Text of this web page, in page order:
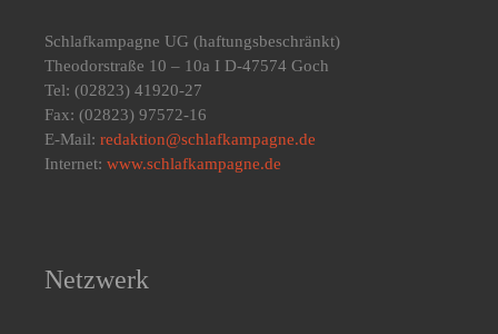
Schlafkampagne UG (haftungsbeschränkt)
Theodorstraße 10 – 10a I D-47574 Goch
Tel: (02823) 41920-27
Fax: (02823) 97572-16
E-Mail: redaktion@schlafkampagne.de
Internet: www.schlafkampagne.de
Netzwerk